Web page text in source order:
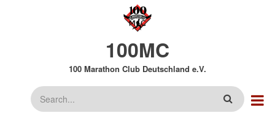
100MC
100 Marathon Club Deutschland e.V.
Suche